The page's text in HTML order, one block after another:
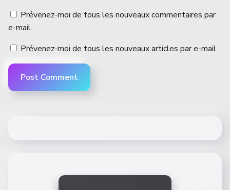
Prévenez-moi de tous les nouveaux commentaires par
e-mail.
Prévenez-moi de tous les nouveaux articles par e-mail.